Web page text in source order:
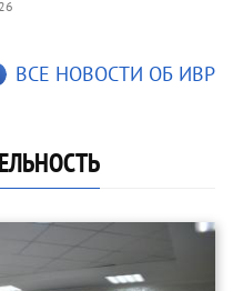
ВСЕ НОВОСТИ ОБ ИВР